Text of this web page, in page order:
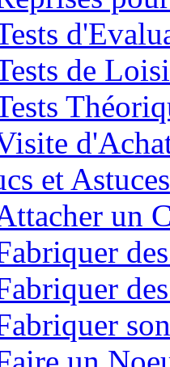
de
et Astuces
un